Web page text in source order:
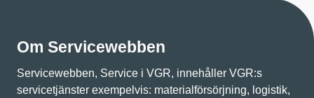
Om Servicewebben
Servicewebben, Service i VGR, innehåller VGR:s
servicetjänster exempelvis: materialförsörjning, logistik,